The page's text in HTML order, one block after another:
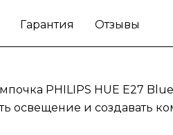
Гарантия Отзывы
PHILIPS HUE E27
освещение и создавать